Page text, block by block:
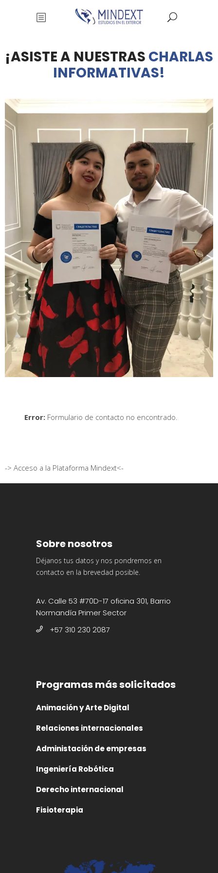
¡ASISTE A NUESTRAS CHARLAS
INFORMATIVAS!
Error: Formulario de contacto no encontrado.
-> Acceso a la Plataforma Mindext<-
Sobre nosotros
Déjanos tus datos y nos pondremos en
contacto en la brevedad posible.
Av. Calle 53 #70D-17 oficina 301, Barrio
Normandía Primer Sector
+57 310 230 2087
Programas más solicitados
Animación y Arte Digital
Relaciones internacionales
Administación de empresas
Ingeniería Robótica
Derecho internacional
Fisioterapia